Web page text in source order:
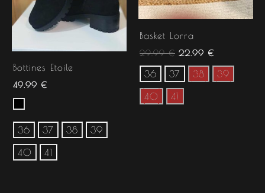
Bottines Etoile
49.99 €
36 37 38 39
40 41
Basket Lorra
29.99€ 22.99 €
36 37 38 39
40 41